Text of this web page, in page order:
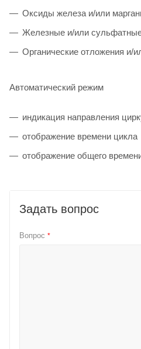
Оксиды железа и/или
Железные и/или
Органические отложения и/
Автоматический режим
индикация направления
отображение времени цикла
отображение общего
Задать вопрос
Вопрос *